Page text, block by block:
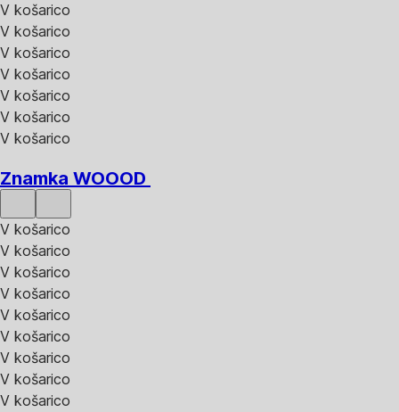
V košarico
V košarico
V košarico
V košarico
V košarico
V košarico
V košarico
Znamka WOOOD
V košarico
V košarico
V košarico
V košarico
V košarico
V košarico
V košarico
V košarico
V košarico